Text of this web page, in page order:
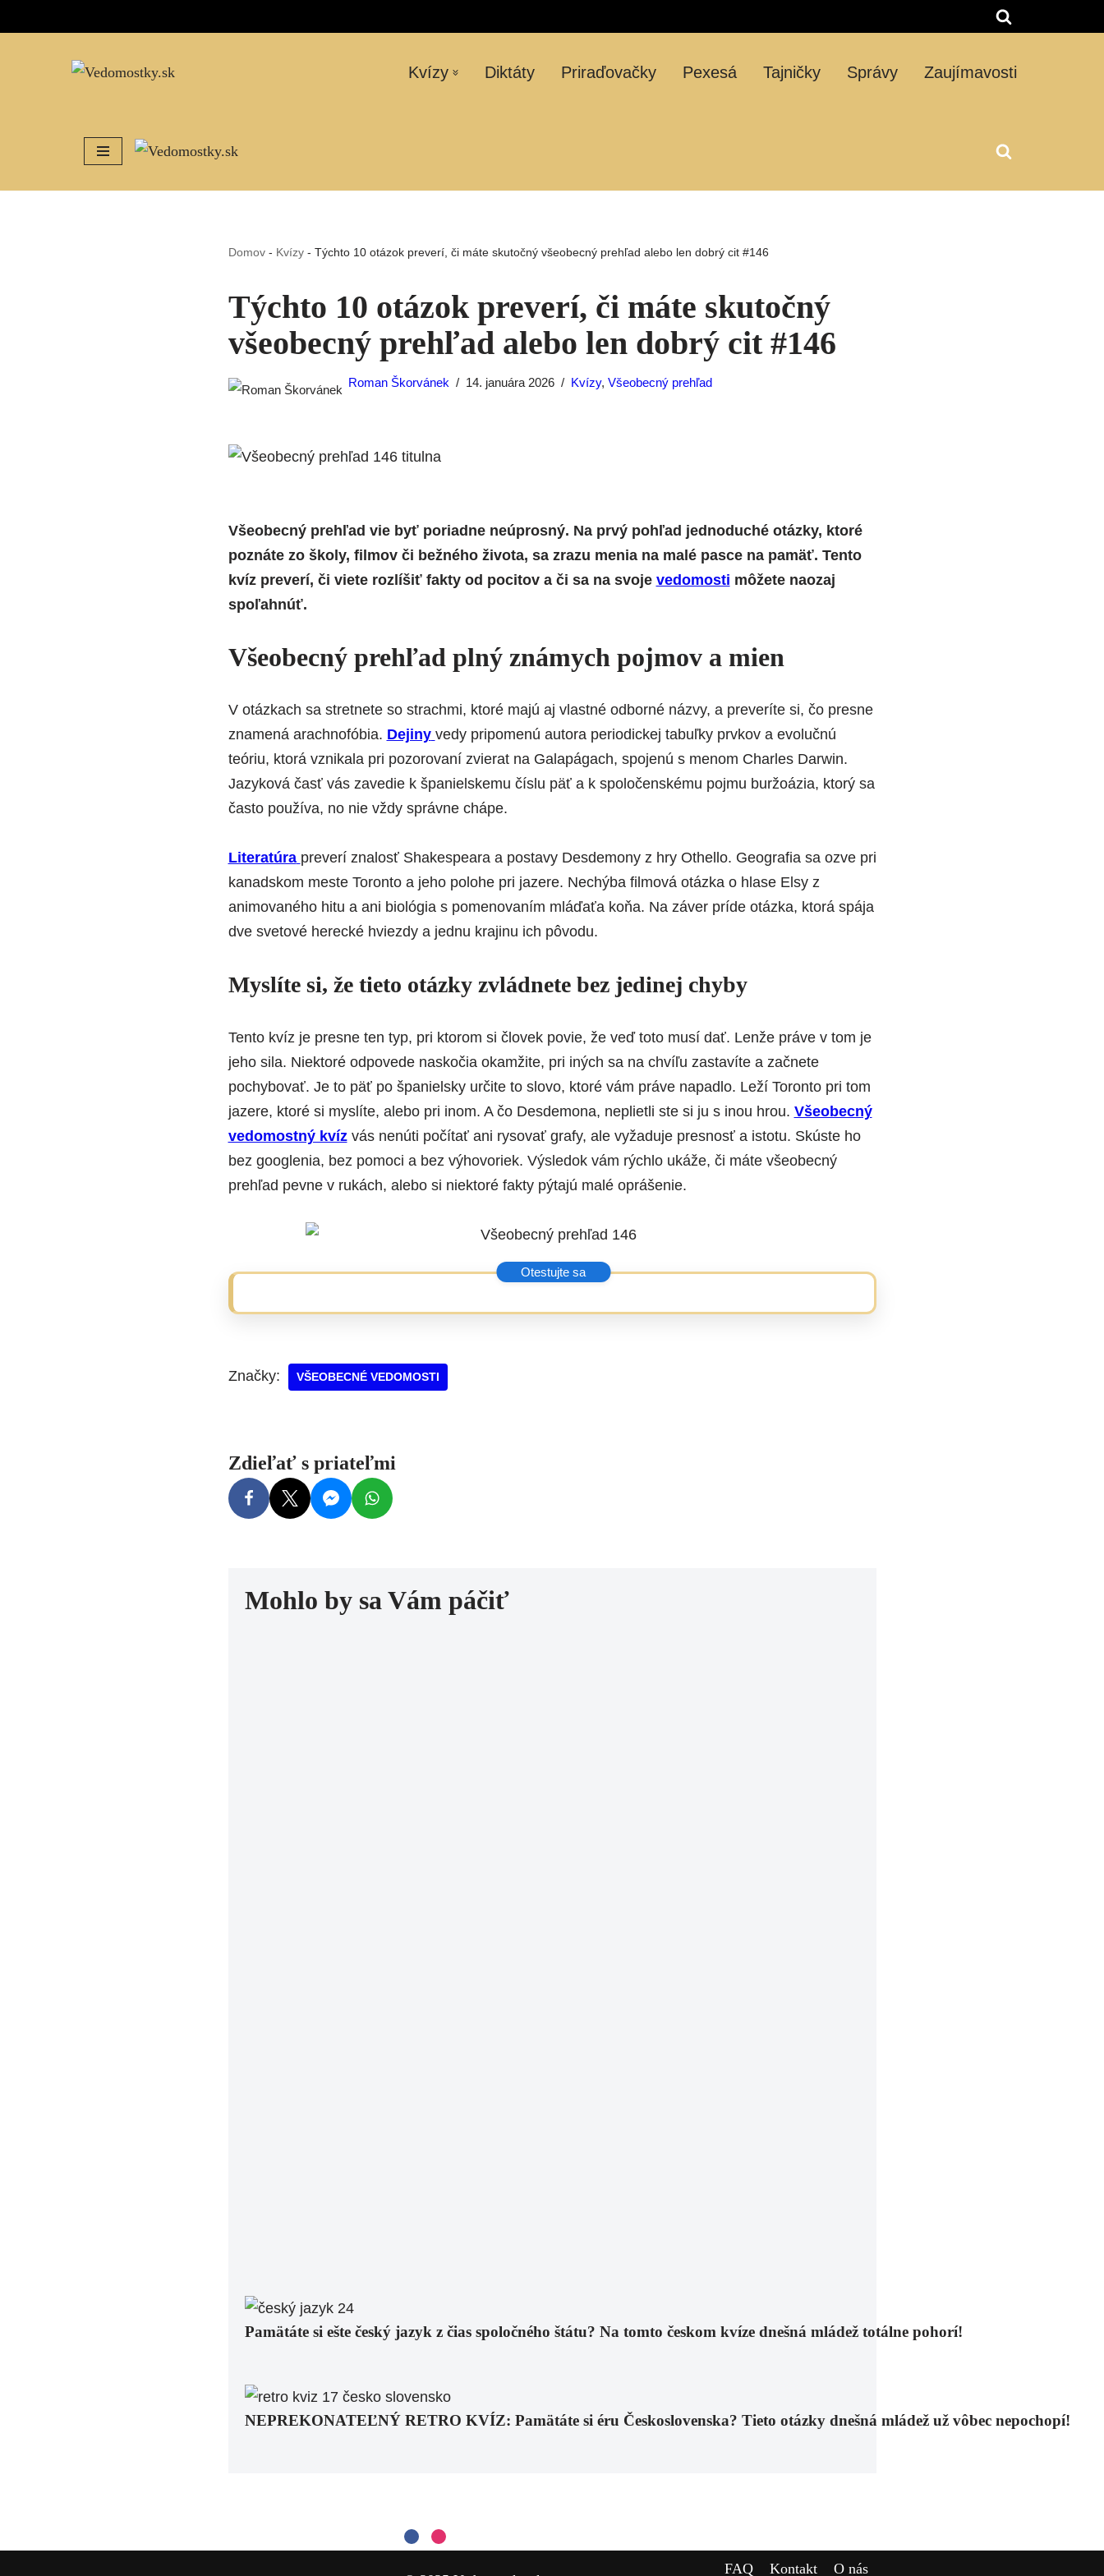
Kvízy Diktáty Priraďovačky Pexesá Tajničky Správy Zaujímavosti
Domov- Kvízy- Týchto 10 otázok preverí, či máte skutočný všeobecný prehľad alebo len dobrý cit #146
Týchto 10 otázok preverí, či máte skutočný
všeobecný prehľad alebo len dobrý cit #146
Roman Škorvánek 14. januára 2026 Kvízy, Všeobecný prehľad
Všeobecný prehľad vie byť poriadne neúprosný. Na prvý pohľad jednoduché otázky, ktoré
poznáte zo školy, filmov či bežného života, sa zrazu menia na malé pasce na pamäť. Tento
kvíz preverí, či viete rozlíšiť fakty od pocitov a či sa na svoje vedomosti môžete naozaj
spoľahnúť.
Všeobecný prehľad plný známych pojmov a mien
V otázkach sa stretnete so strachmi, ktoré majú aj vlastné odborné názvy, a preveríte si, čo presne
znamená arachnofóbia. Dejiny vedy pripomenú autora periodickej tabuľky prvkov a evolučnú
teóriu, ktorá vznikala pri pozorovaní zvierat na Galapágach, spojenú s menom Charles Darwin.
Jazyková časť vás zavedie k španielskemu číslu päť a k spoločenskému pojmu buržoázia, ktorý sa
často používa, no nie vždy správne chápe.
Literatúra preverí znalosť Shakespeara a postavy Desdemony z hry Othello. Geografia sa ozve pri
kanadskom meste Torontoa jeho polohe pri jazere. Nechýba filmová otázka o hlase Elsy z
animovaného hitu a ani biológia s pomenovaním mláďaťa koňa. Na záver príde otázka, ktorá spája
dve svetové herecké hviezdy a jednu krajinu ich pôvodu.
Myslíte si, že tieto otázky zvládnete bez jedinej chyby
Tento kvíz je presne ten typ, pri ktorom si človek povie, že veď toto musí dať. Lenže práve v tom je
jeho sila. Niektoré odpovede naskočia okamžite, pri iných sa na chvíľu zastavíte a začnete
pochybovať. Je to päť po španielsky určite to slovo, ktoré vám práve napadlo. Leží Toronto pri tom
jazere, ktoré si myslíte, alebo pri inom. A čo Desdemona, neplietli ste si ju s inou hrou. Všeobecný
vedomostný kvízvás nenúti počítať ani rysovať grafy, ale vyžaduje presnosť a istotu. Skúste ho
bez googlenia, bez pomoci a bez výhovoriek. Výsledok vám rýchlo ukáže, či máte všeobecný
prehľad pevne v rukách, alebo si niektoré fakty pýtajú malé oprášenie.
Značky: VŠEOBECNÉ VEDOMOSTI
Zdieľať s priateľmi
Mohlo by sa Vám páčiť
Pamätáte si ešte český jazyk z čias spoločného štátu? Na tomto českom kvíze dnešná mládež totálne pohorí!
NEPREKONATEĽNÝ RETRO KVÍZ: Pamätáte si éru Československa? Tieto otázky dnešná mládež už vôbec nepochopí!
FAQ Kontakt O nás